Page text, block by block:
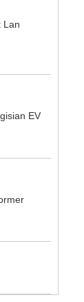
Lan
EV